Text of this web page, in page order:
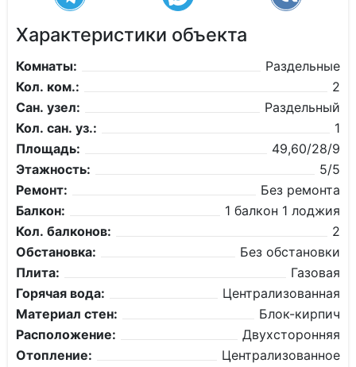
Характеристики объекта
Комнаты:
Раздельные
Кол. ком.:
2
Сан. узел:
Раздельный
Кол. сан. уз.:
1
Площадь:
49,60/28/9
Этажность:
5/5
Ремонт:
Без ремонта
Балкон:
1 балкон 1 лоджия
Кол. балконов:
2
Обстановка:
Без обстановки
Плита:
Газовая
Горячая вода:
Централизованная
Материал стен:
Блок-кирпич
Расположение:
Двухсторонняя
Отопление:
Централизованное